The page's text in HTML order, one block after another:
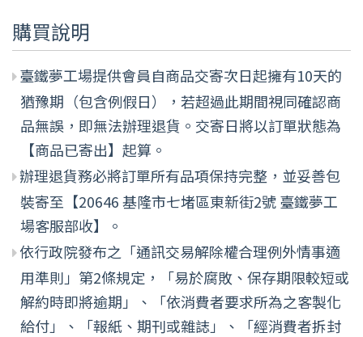
購買說明
臺鐵夢工場提供會員自商品交寄次日起擁有10天的
猶豫期（包含例假日），若超過此期間視同確認商
品無誤，即無法辦理退貨。交寄日將以訂單狀態為
【商品已寄出】起算。
辦理退貨務必將訂單所有品項保持完整，並妥善包
裝寄至【20646 基隆市七堵區東新街2號 臺鐵夢工
場客服部收】。
依行政院發布之「通訊交易解除權合理例外情事適
用準則」第2條規定，「易於腐敗、保存期限較短或
解約時即將逾期」、「依消費者要求所為之客製化
給付」、「報紙、期刊或雜誌」、「經消費者拆封